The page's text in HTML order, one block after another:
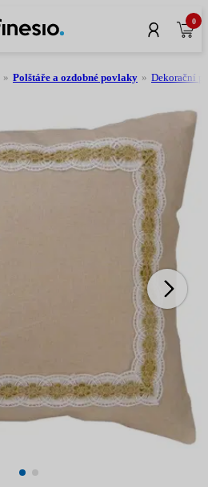
0
» Polštáře a ozdobné povlaky » Dekorační